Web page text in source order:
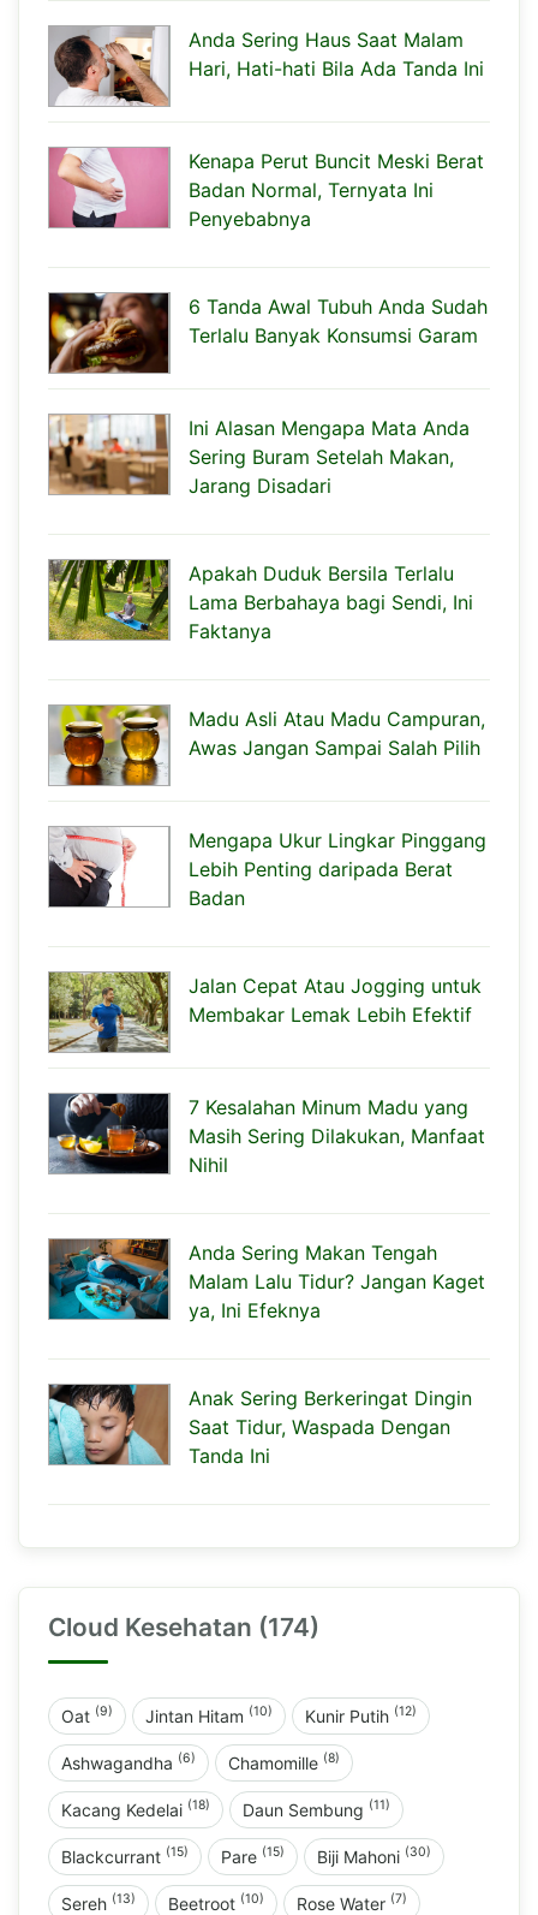
Anda Sering Haus Saat Malam
Hari, Hati-hati Bila Ada Tanda Ini
Kenapa Perut Buncit Meski Berat
Badan Normal, Ternyata Ini
Penyebabnya
6 Tanda Awal Tubuh Anda Sudah
Terlalu Banyak Konsumsi Garam
Ini Alasan Mengapa Mata Anda
Sering Buram Setelah Makan,
Jarang Disadari
Apakah Duduk Bersila Terlalu
Lama Berbahaya bagi Sendi, Ini
Faktanya
Madu Asli Atau Madu Campuran,
Awas Jangan Sampai Salah Pilih
Mengapa Ukur Lingkar Pinggang
Lebih Penting daripada Berat
Badan
Jalan Cepat Atau Jogging untuk
Membakar Lemak Lebih Efektif
7 Kesalahan Minum Madu yang
Masih Sering Dilakukan, Manfaat
Nihil
Anda Sering Makan Tengah
Malam Lalu Tidur? Jangan Kaget
ya, Ini Efeknya
Anak Sering Berkeringat Dingin
Saat Tidur, Waspada Dengan
Tanda Ini
Cloud Kesehatan (174)
Oat (9) Jintan Hitam (10) Kunir Putih (12)
Ashwagandha (6) Chamomille (8)
Kacang Kedelai (18) Daun Sembung (11)
Blackcurrant (15) Pare (15) Biji Mahoni (30)
Sereh (13) Beetroot (10) Rose Water (7)